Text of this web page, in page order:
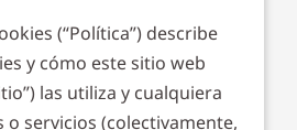
(“Política”) describe
y cómo este sitio web
las utiliza y cualquiera
o servicios (colectivamente,